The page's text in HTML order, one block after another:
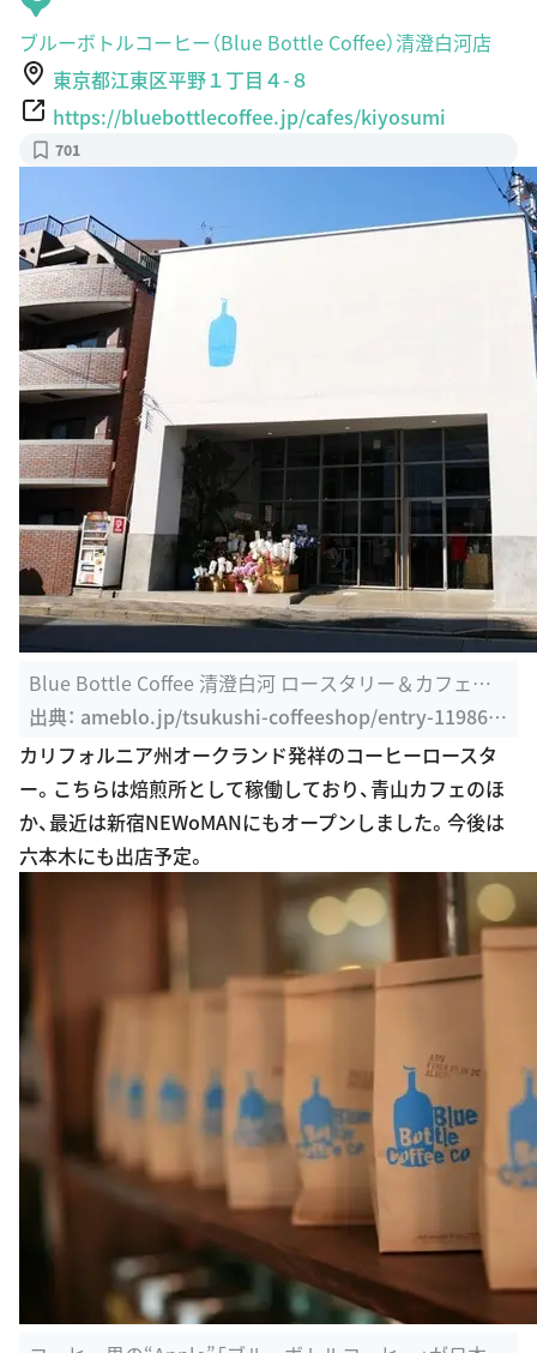
ブルーボトルコーヒー（Blue Bottle Coffee）清澄白河店
東京都江東区平野１丁目４-８
https://bluebottlecoffee.jp/cafes/kiyosumi
701
Blue Bottle Coffee 清澄白河 ロースタリー＆カフェ｜
つくし家の珈琲の ...
出典：ameblo.jp/tsukushi-coffeeshop/entry-119868
20713.html
カリフォルニア州オークランド発祥のコーヒーロースタ
ー。こちらは焙煎所として稼働しており、青山カフェのほ
か、最近は新宿NEWoMANにもオープンしました。今後は
六本木にも出店予定。
コーヒー界の“Apple”「ブルーボトルコーヒー」が日本に